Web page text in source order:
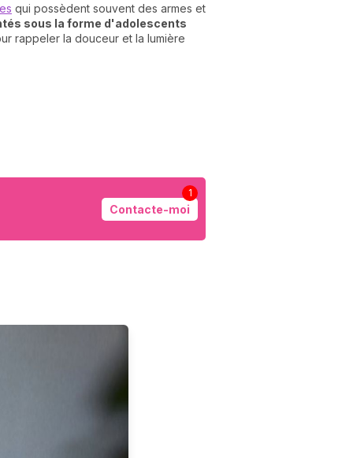
qui possèdent souvent des armes et
sous la forme d'adolescents
rappeler la douceur et la lumière
Contacte-moi
1